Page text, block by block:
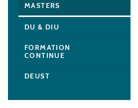
MASTERS
DU & DIU
FORMATION
CONTINUE
DEUST